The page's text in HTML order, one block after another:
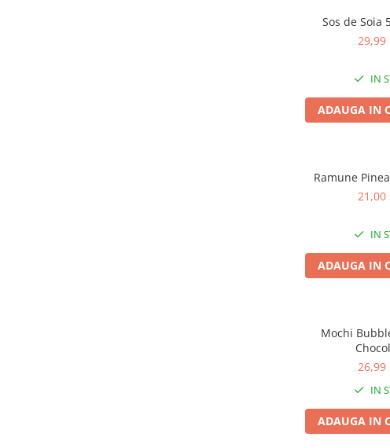
Sos de Soia
29,99
IN
ADAUGA IN
Ramune
21,00
IN
ADAUGA IN
Mochi
26,99
IN
ADAUGA IN